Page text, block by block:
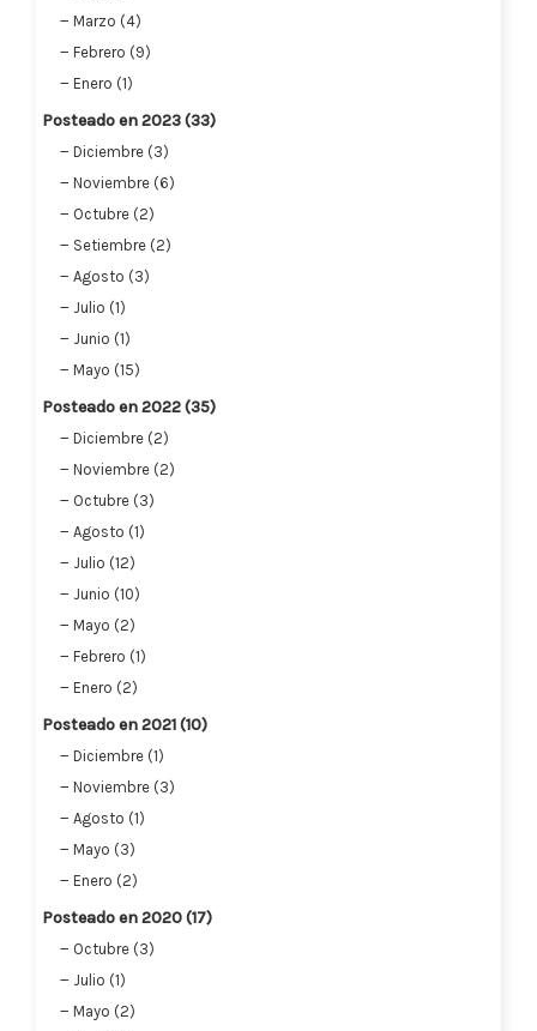
Marzo (4)
Febrero (9)
Enero (1)
Posteado en 2023 (33)
Diciembre (3)
Noviembre (6)
Octubre (2)
Setiembre (2)
Agosto (3)
Julio (1)
Junio (1)
Mayo (15)
Posteado en 2022 (35)
Diciembre (2)
Noviembre (2)
Octubre (3)
Agosto (1)
Julio (12)
Junio (10)
Mayo (2)
Febrero (1)
Enero (2)
Posteado en 2021 (10)
Diciembre (1)
Noviembre (3)
Agosto (1)
Mayo (3)
Enero (2)
Posteado en 2020 (17)
Octubre (3)
Julio (1)
Mayo (2)